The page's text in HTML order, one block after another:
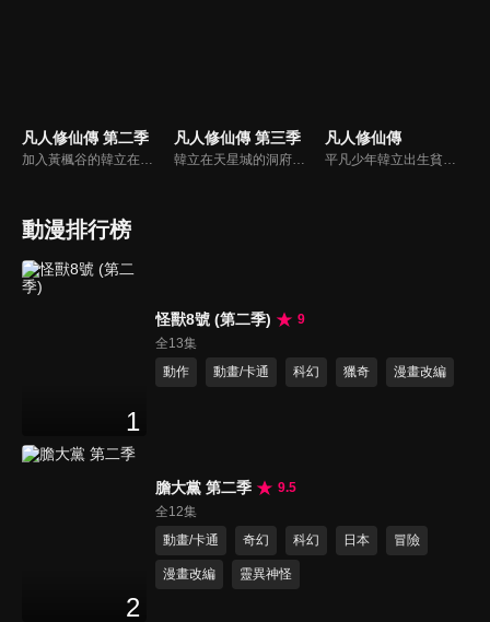
凡人修仙傳 第二季 凡人修仙傳 第三季
韓立在天星城的洞府內經年累月不斷苦修，終於成功結丹。出關後，韓立為煉製法寶尋訪靈物天雷竹，捲入了妙音門與極陰島、隱煞門間的爭鬥，終於成功煉製法寶——七十二口青竹蜂雲劍。此後韓立探索遺跡時遭遇了神秘強大的前元嬰期修士玄骨上人，並聽到了虛天殿的傳說。
凡人修仙傳
動漫排行榜
1
怪獸8號 (第二季)
9
全13集
動作
動畫/卡通 科幻 獵奇 漫畫改編
2
膽大黨 第二季
9.5
全12集
動畫/卡通
奇幻 科幻 日本 冒險
漫畫改編 靈異神怪